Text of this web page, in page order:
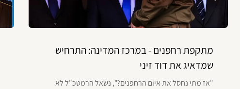
מתקפת רחפנים - במרכז המדינה: התרחיש
שמדאיג את דוד זיני
"אז מתי נחסל את איום הרחפנים?", נשאל הרמטכ"ל לא